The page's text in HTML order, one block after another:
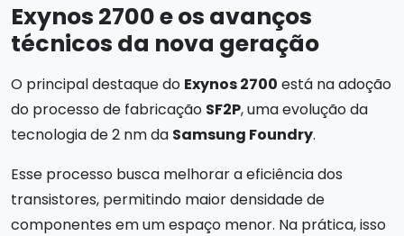
Exynos 2700 e os avanços
técnicos da nova geração
O principal destaque do Exynos 2700 está na adoção
do processo de fabricação SF2P, uma evolução da
tecnologia de 2 nm da Samsung Foundry.
Esse processo busca melhorar a eficiência dos
transistores, permitindo maior densidade de
componentes em um espaço menor. Na prática, isso